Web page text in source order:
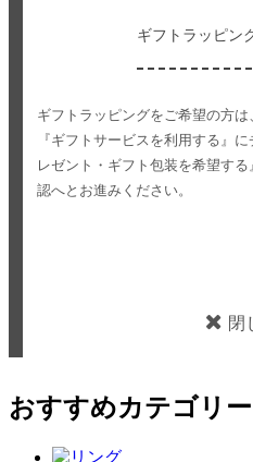
ギフトラッピン
ギフトラッピングをご希望の方
『ギフトサービスを利用する』
レゼント・ギフト包装を希望す
認へとお進みください。
閉
おすすめカテゴリー